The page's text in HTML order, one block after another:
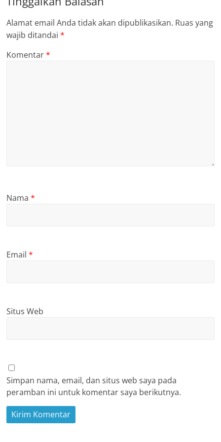
Alamat email Anda tidak akan dipublikasikan. Ruas yang
wajib ditandai*
Komentar*
Nama*
Email*
Situs Web
Simpan nama, email, dan situs web saya pada
peramban ini untuk komentar saya berikutnya.